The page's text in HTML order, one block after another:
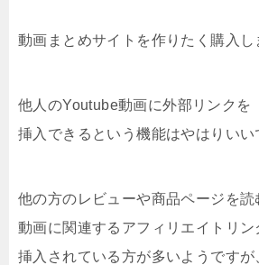
動画まとめサイトを作りたく購入し
他人のYoutube動画に外部リンクを
挿入できるという機能はやはりいい
他の方のレビューや商品ページを読
動画に関連するアフィリエイトリン
挿入されている方が多いようですが